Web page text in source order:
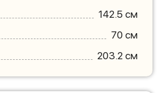
142.5 см
70 см
203.2 см